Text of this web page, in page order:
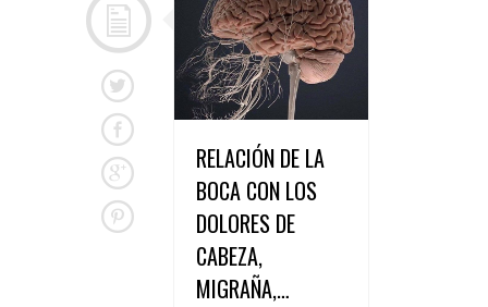
RELACIÓN DE LA
BOCA CON LOS
DOLORES DE
CABEZA,
MIGRAÑA,…